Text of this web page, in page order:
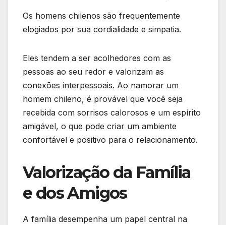
Os homens chilenos são frequentemente
elogiados por sua cordialidade e simpatia.
Eles tendem a ser acolhedores com as
pessoas ao seu redor e valorizam as
conexões interpessoais. Ao namorar um
homem chileno, é provável que você seja
recebida com sorrisos calorosos e um espírito
amigável, o que pode criar um ambiente
confortável e positivo para o relacionamento.
Valorização da Família
e dos Amigos
A família desempenha um papel central na